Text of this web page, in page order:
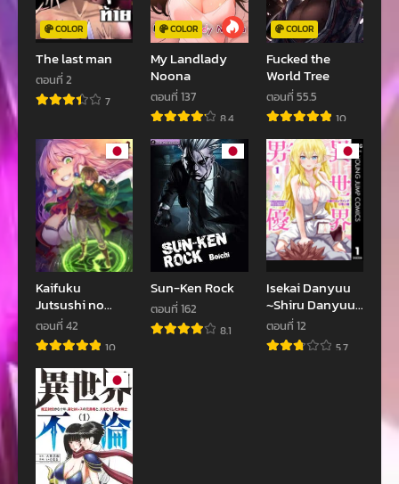
ตอนที่ 65 ตอนที่ 64
พฤษภาคม 3, 2023
ตอนที่ 63
พฤษภาคม 3, 2023 พฤษภาคม 3, 2023
ตอนที่ 61
พฤษภาคม 3, 2023
ตอนที่ 60
พฤษภาคม 3, 2023
ตอนที่ 59
พฤษภาคม 3, 2023
ตอนที่ 58
พฤษภาคม 3, 2023
ตอนที่ 57
พฤษภาคม 3, 2023
ตอนที่ 56
พฤษภาคม 3, 2023
ตอนที่ 55
พฤษภาคม 3, 2023 พฤษภาคม 3, 2023
ตอนที่ 53
พฤษภาคม 3, 2023
ตอนที่ 51
พฤษภาคม 3, 2023
ตอนที่ 49
COLOR
The last man
ตอนที่ 2
7
COLOR
My Landlady
Noona
ตอนที่ 137
8.4
COLOR
Fucked the
World Tree
ตอนที่ 55.5
10
Kaifuku
Jutsushi no
Yarinaoshi
ตอนที่ 42
10
Sun-Ken Rock
ตอนที่ 162
8.1
Isekai Danyuu
~Shiru Danyuu
ga Isekai Tensei
shite Ero
Chishiki Furu
ตอนที่ 12
5.7